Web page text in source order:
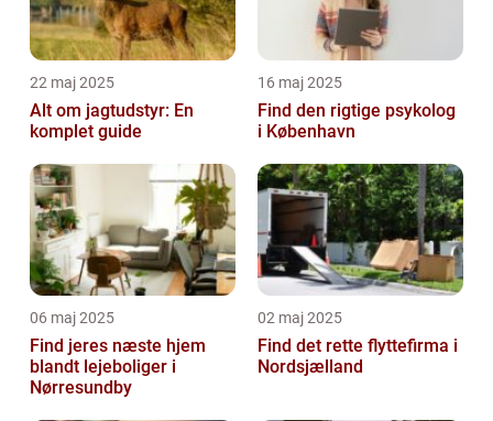
22 maj 2025
Alt om jagtudstyr: En
komplet guide
16 maj 2025
Find den rigtige psykolog
i København
06 maj 2025
Find jeres næste hjem
blandt lejeboliger i
Nørresundby
02 maj 2025
Find det rette flyttefirma i
Nordsjælland